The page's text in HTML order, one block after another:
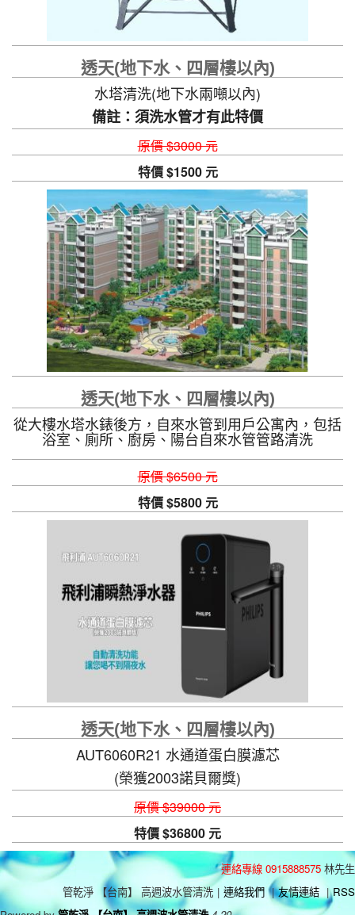
透天(地下水、四層樓以內)
水塔清洗(地下水兩噸以內)
備註：須洗水管才有此特價
原價 $3000 元
特價 $1500 元
透天(地下水、四層樓以內)
從大樓水塔水錶後方，自來水管到用戶公寓內，包括
浴室、廁所、廚房、陽台自來水管管路清洗
原價 $6500 元
特價 $5800 元
透天(地下水、四層樓以內)
AUT6060R21 水通道蛋白膜濾芯
(榮獲2003諾貝爾獎)
自動清洗功能，讓您喝不到隔夜水
原價 $39000 元
特價 $36800 元
連絡專線 0915888575 林先生
管乾淨 【台南】 高週波水管清洗 | 連絡我們 | 友情連結 | RSS